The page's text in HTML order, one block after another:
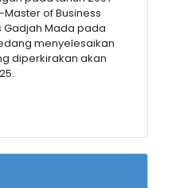
of Business
Gadjah Mada pada
menyelesaikan
diperkirakan akan